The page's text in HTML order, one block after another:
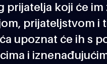
prijatelja koji će
prijateljstvom i
upoznat će ih s
i